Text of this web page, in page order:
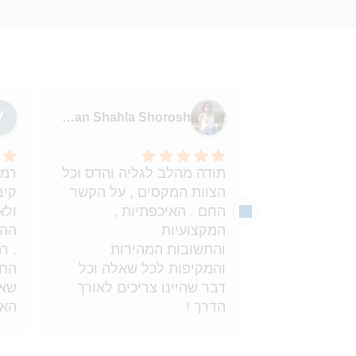
Karawan Shahla Shorosh
תודה מהלב לגליה והדס וכל
הצוות המקסים , על הקשר
החם , האיכפתיות ,
והתשובות המהירות
והמקיפות לכל שאלה וכל
דבר שהיינו צריכים לאורך
.